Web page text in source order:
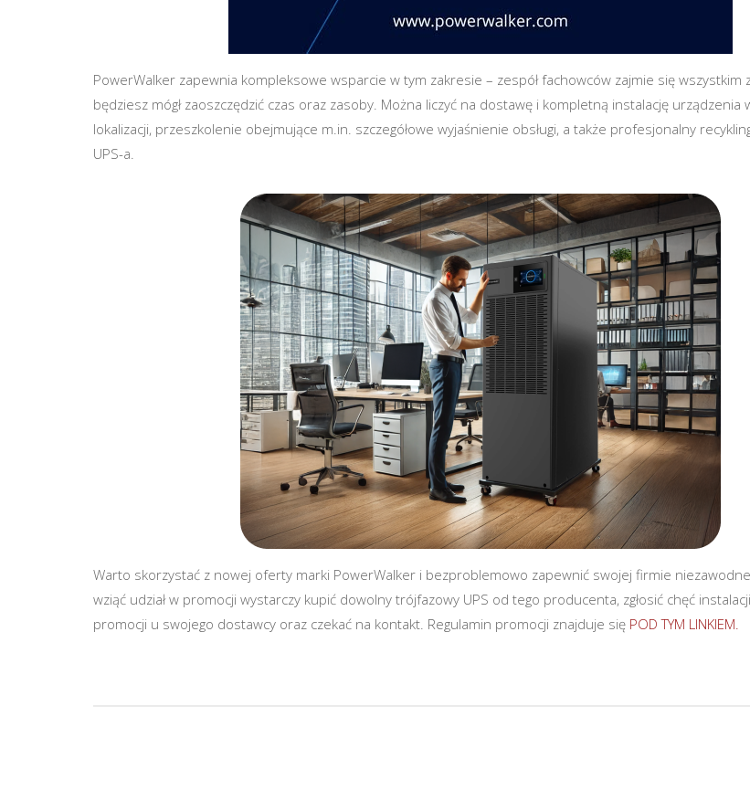
PowerWalker zapewnia kompleksowe wsparcie w tym zakresie – zespół fachowców zajmie się wszystkim
będziesz mógł zaoszczędzić czas oraz zasoby. Można liczyć na dostawę i kompletną instalację urządzenia
lokalizacji, przeszkolenie obejmujące m.in. szczegółowe wyjaśnienie obsługi, a także profesjonalny
UPS-a.
Warto skorzystać z nowej oferty marki PowerWalker i bezproblemowo zapewnić swojej firmie
wziąć udział w promocji wystarczy kupić dowolny trójfazowy UPS od tego producenta, zgłosić chęć
promocji u swojego dostawcy oraz czekać na kontakt. Regulamin promocji znajduje się POD TYM LINKIEM.